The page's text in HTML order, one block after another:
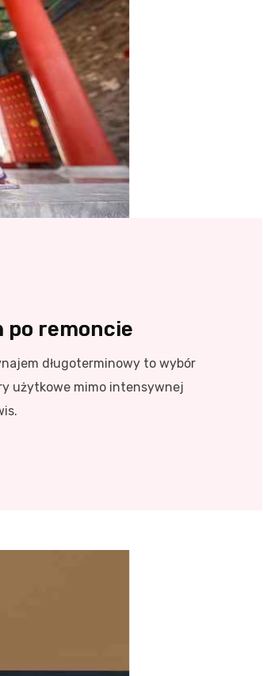
po remoncie
długoterminowy to wybór
użytkowe mimo intensywnej